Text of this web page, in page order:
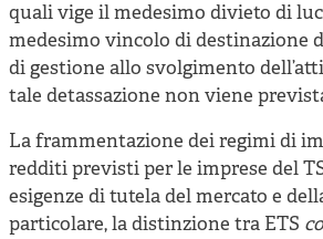
quali vige il medesimo divieto di
medesimo vincolo di destinazione
di gestione allo svolgimento
tale detassazione non viene
La frammentazione dei regimi di
redditi previsti per le imprese del
esigenze di tutela del mercato e
particolare, la distinzione tra ETS